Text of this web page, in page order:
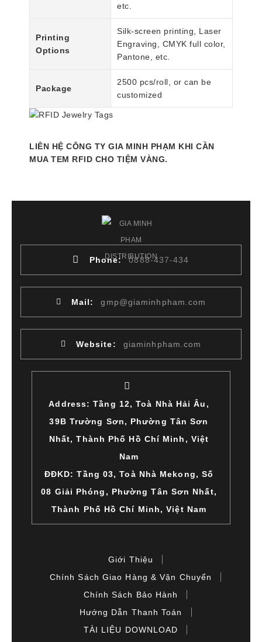
etc.
Printing
Options
Silk-screen printing, Laser
Engraving, CMYK full color,
Pantone, etc.
Package
2500 pcs/roll, or can be
customized
LIÊN HỆ CÔNG TY GIA MINH PHẠM KHI CẦN
MUA TEM RFID CHO TIỆM VÀNG.
Phone: 0888-437-434
Mail: gmp@giaminhpham.com
Website: giaminhpham.com
Address: Tầng 12, Toà Nhà Hải Âu,
39B Trường Sơn, Phường Tân Sơn
Nhất, Thành Phố Hồ Chí Minh, Việt
Nam
ĐĐKD: Tầng 03, Toà Nhà Mekong, Số
08 Giải Phóng, Phường Tân Sơn Nhất,
Thành Phố Hồ Chí Minh, Việt Nam
Giới Thiệu
Chính Sách Giao Hàng & Vận Chuyển
Chính Sách Bảo Hành
Hướng Dẫn Thanh Toán
TÀI LIỆU DOWNLOAD